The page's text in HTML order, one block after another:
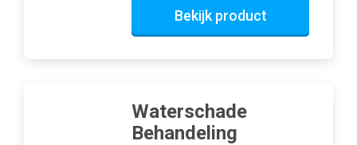
Bekijk product
Waterschade
Behandeling